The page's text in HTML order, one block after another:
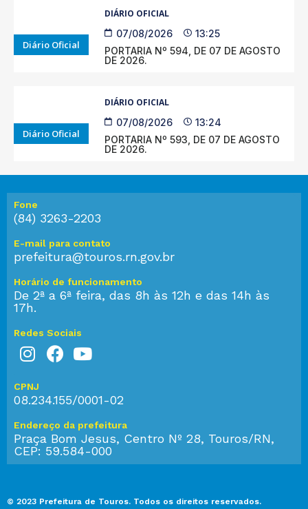
Diário Oficial
DIÁRIO OFICIAL
07/08/2026
13:25
PORTARIA Nº 594, DE 07 DE AGOSTO
DE 2026.
Diário Oficial
DIÁRIO OFICIAL
07/08/2026
13:24
PORTARIA Nº 593, DE 07 DE AGOSTO
DE 2026.
Fone
(84) 3263-2203
E-mail para contato
prefeitura@touros.rn.gov.br
Horário de funcionamento
De 2ª a 6ª feira, das 8h às 12h e das 14h às
17h.
Redes Sociais
CPNJ
08.234.155/0001-02
Endereço da prefeitura
Praça Bom Jesus, Centro Nº 28, Touros/RN,
CEP: 59.584-000
© 2023 Prefeitura de Touros. Todos os direitos reservados.